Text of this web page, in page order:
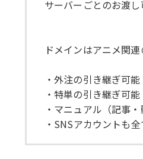
サーバーごとのお渡し
ドメインはアニメ関
・外注の引き継ぎ可能
・特単の引き継ぎ可能
・マニュアル（記事
・SNSアカウントも